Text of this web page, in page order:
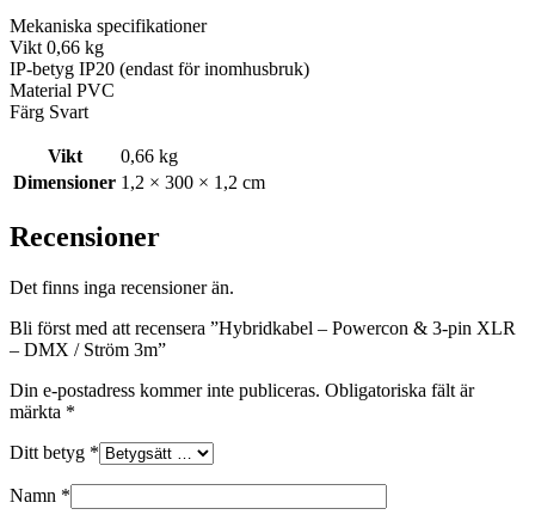
Mekaniska specifikationer
Vikt 0,66 kg
IP-betyg IP20 (endast för inomhusbruk)
Material PVC
Färg Svart
Vikt
0,66 kg
Dimensioner 1,2 × 300 × 1,2 cm
Recensioner
Det finns inga recensioner än.
Bli först med att recensera ”Hybridkabel – Powercon & 3-pin XLR
– DMX / Ström 3m”
Din e-postadress kommer inte publiceras. Obligatoriska fält är
märkta *
Ditt betyg *
Namn *